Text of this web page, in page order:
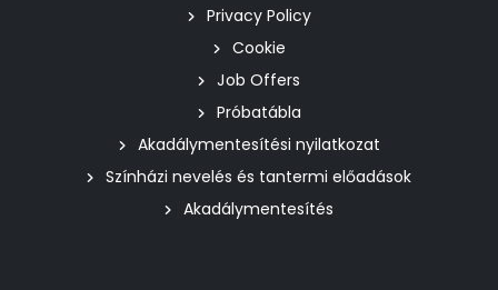
Privacy Policy
Cookie
Job Offers
Próbatábla
Akadálymentesítési nyilatkozat
Színházi nevelés és tantermi előadások
Akadálymentesítés